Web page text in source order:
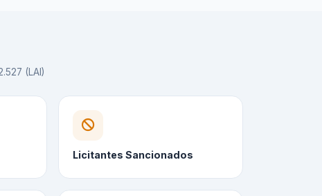
(LAI)
Licitantes Sancionados